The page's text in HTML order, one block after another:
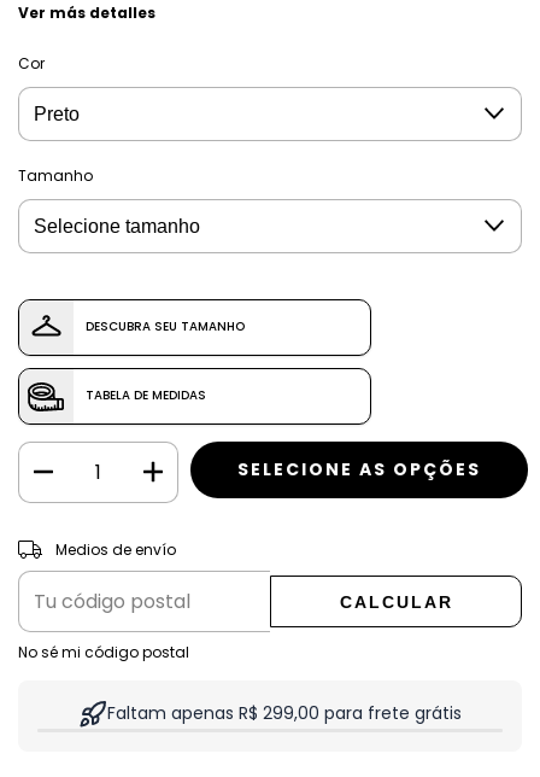
Ver más detalles
Cor
Tamanho
DESCUBRA SEU TAMANHO
TABELA DE MEDIDAS
Entregas para el CP:
Medios de envío
CALCULAR
No sé mi código postal
Faltam apenas R$ 299,00 para frete grátis